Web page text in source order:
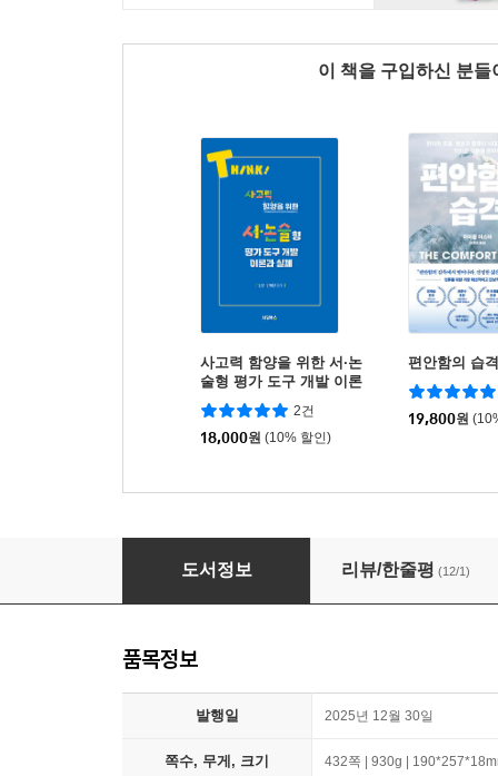
이 책을 구입하신 분
사고력 함양을 위한 서·논
술형 평가 도구 개발 이론
과 실제
2건
18,000원 (10% 할인)
편안함의 습격
19,800원
서논술형 평가, AI로 깊이를 더하다
도서정보 리뷰/한줄평 (12/1)
품목정보
발행일 2025년 12월 30일
쪽수, 무게, 크기 432쪽 | 930g |